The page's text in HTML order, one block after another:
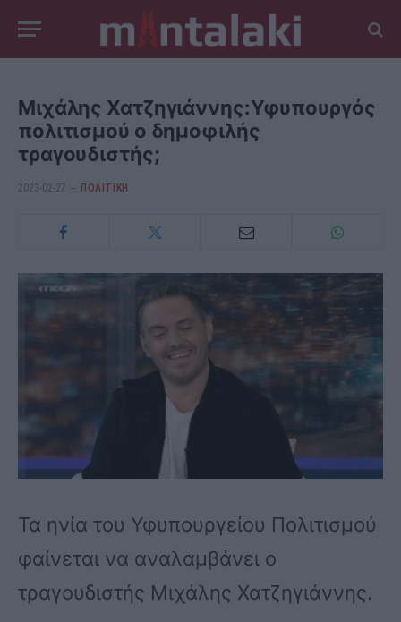
Μιχάλης Χατζηγιάννης:Υφυπουργός
πολιτισμού ο δημοφιλής
τραγουδιστής;
2023-02-27 ΠΟΛΙΤΙΚΗ
Τα ηνία του Υφυπουργείου Πολιτισμού
φαίνεται να αναλαμβάνει ο
τραγουδιστής Μιχάλης Χατζηγιάννης.